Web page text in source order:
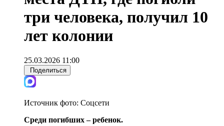
три человека, получил 10
лет колонии
25.03.2026 11:00
Поделиться
Источник фото: Соцсети
Среди погибших – ребенок.